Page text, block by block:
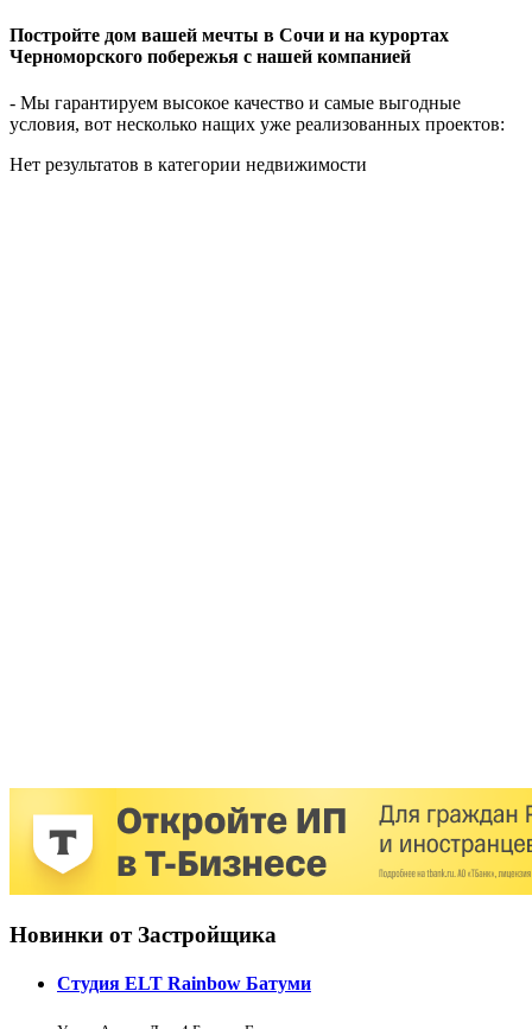
Постройте дом вашей мечты в Сочи и на курортах
Черноморского побережья с нашей компанией
- Мы гарантируем высокое качество и самые выгодные
условия, вот несколько нащих уже реализованных проектов:
Нет результатов в категории недвижимости
Новинки от Застройщика
Студия ELT Rainbow Батуми